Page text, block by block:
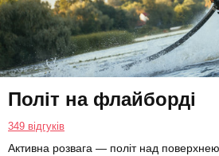
Політ на флайборді
349 відгуків
Активна розвага — політ над